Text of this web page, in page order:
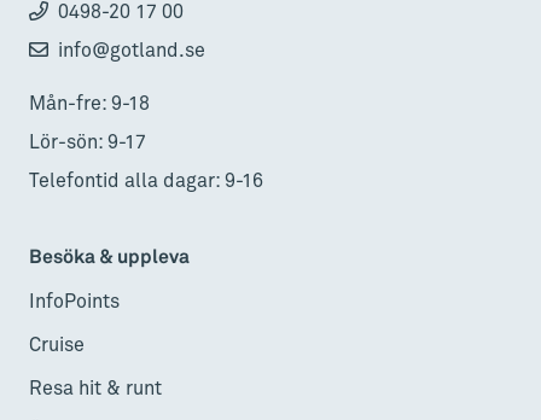
0498-20 17 00
info@gotland.se
Mån-fre: 9-18
Lör-sön: 9-17
Telefontid alla dagar: 9-16
Besöka & uppleva
InfoPoints
Cruise
Resa hit & runt